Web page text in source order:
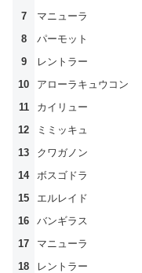
7
マニューラ
8
パーモット
9
レントラー
10
アローラキュウコン
11
カイリュー
12
ミミッキュ
13
クワガノン
14
ボスゴドラ
15
エルレイド
16
バンギラス
17
マニューラ
18
レントラー